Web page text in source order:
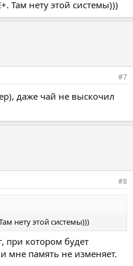
Там нету этой системы)))
#7
даже чай не выскочил
#8
нету этой системы)))
при котором будет
мне память не изменяет.